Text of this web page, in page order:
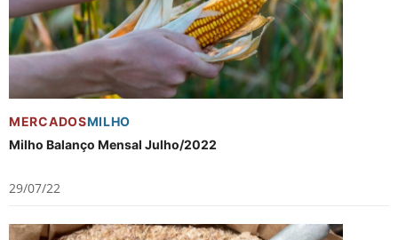
MERCADOSMILHO
Milho Balanço Mensal Julho/2022
29/07/22